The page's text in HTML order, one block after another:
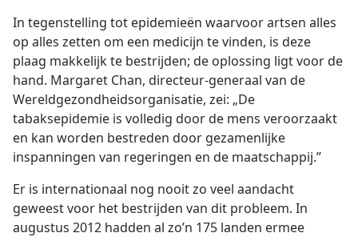
In tegenstelling tot epidemieën waarvoor artsen alles
op alles zetten om een medicijn te vinden, is deze
plaag makkelijk te bestrijden; de oplossing ligt voor de
hand. Margaret Chan, directeur-generaal van de
Wereldgezondheidsorganisatie, zei: „De
tabaksepidemie is volledig door de mens veroorzaakt
en kan worden bestreden door gezamenlijke
inspanningen van regeringen en de maatschappij.”
Er is internationaal nog nooit zo veel aandacht
geweest voor het bestrijden van dit probleem. In
augustus 2012 hadden al zo’n 175 landen ermee